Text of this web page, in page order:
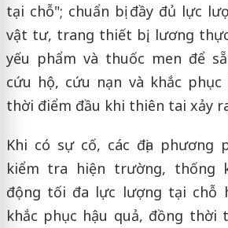
tại chỗ"; chuẩn bị đầy đủ lực
vật tư, trang thiết bị, lương
yếu phẩm và thuốc men để
cứu hộ, cứu nạn và khắc
thời điểm đầu khi thiên tai xảy
Khi có sự cố, các địa phương
kiểm tra hiện trường, thống
động tối đa lực lượng tại chỗ
khắc phục hậu quả, đồng thời